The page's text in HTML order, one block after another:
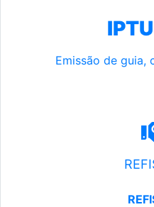
Emissão de guia,